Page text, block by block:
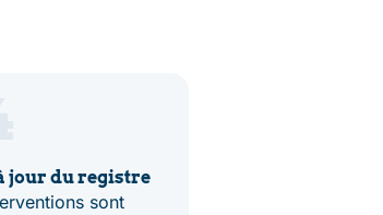
jour du registre
sont